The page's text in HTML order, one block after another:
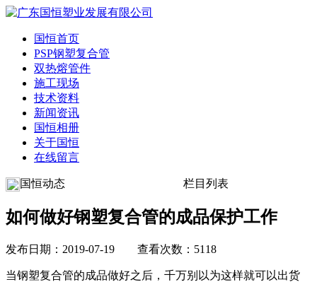
国恒首页
PSP钢塑复合管
双热熔管件
施工现场
技术资料
新闻资讯
国恒相册
关于国恒
在线留言
国恒动态 栏目列表
如何做好钢塑复合管的成品保护工作
发布日期：2019-07-19 查看次数：5118
当钢塑复合管的成品做好之后，千万别以为这样就可以出货